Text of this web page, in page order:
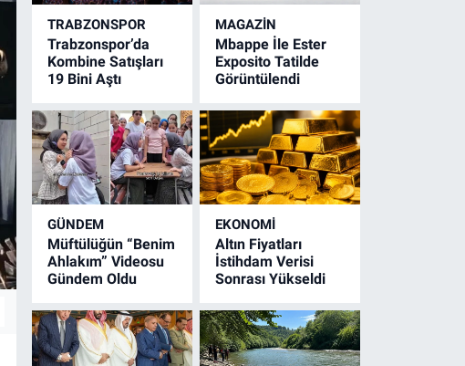
TRABZONSPOR
Trabzonspor’da
Kombine Satışları
19 Bini Aştı
MAGAZİN
Mbappe İle Ester
Exposito Tatilde
Görüntülendi
GÜNDEM
Müftülüğün “Benim
Ahlakım” Videosu
Gündem Oldu
EKONOMİ
Altın Fiyatları
İstihdam Verisi
Sonrası Yükseldi